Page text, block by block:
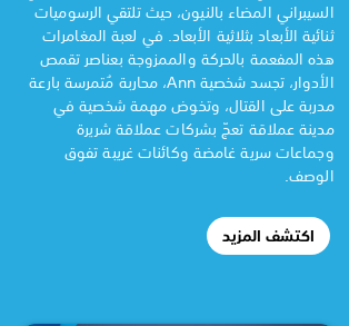
السيبراني المضاء بالنيون، حيث تلتقي الرسوميات
ثنائية الأبعاد بثلاثية الأبعاد. في لعبة المغامرات
هذه المفعمة بالحركة والممزوجة بعناصر تقمص
الأدوار، تجسد شخصية Ann، محاربة مُتمرسة بارعة
مدربة على القتال، وتخوض مهمة شخصية في
مدينة عملاقة تعجّ بشركات عملاقة شريرة
وجماعات سرية غامضة وكائنات غريبة تفوق
الوصف.
اكتشف المزيد